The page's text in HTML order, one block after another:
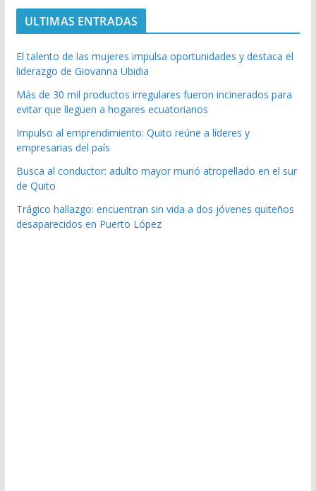
ULTIMAS ENTRADAS
El talento de las mujeres impulsa oportunidades y destaca el
liderazgo de Giovanna Ubidia
Más de 30 mil productos irregulares fueron incinerados para
evitar que lleguen a hogares ecuatorianos
Impulso al emprendimiento: Quito reúne a líderes y
empresarias del país
Busca al conductor: adulto mayor murió atropellado en el sur
de Quito
Trágico hallazgo: encuentran sin vida a dos jóvenes quiteños
desaparecidos en Puerto López